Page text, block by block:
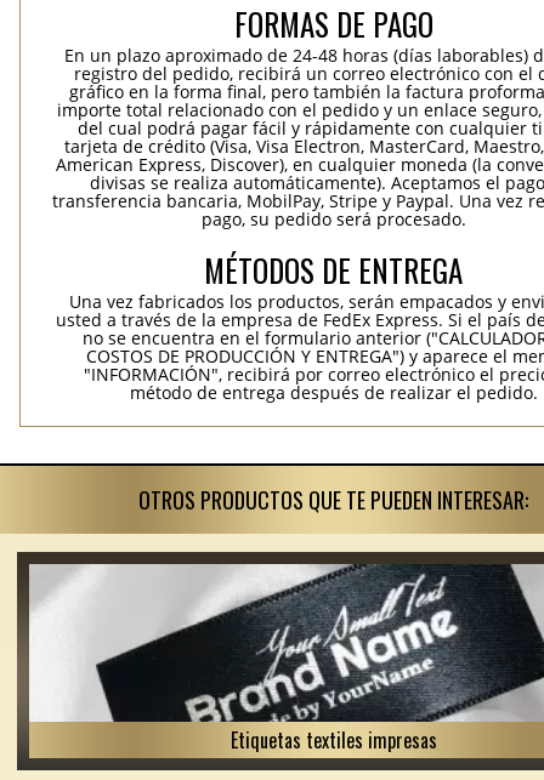
FORMAS DE PAGO
En un plazo aproximado de 24-48 horas (días laborables)
registro del pedido, recibirá un correo electrónico con el
gráfico en la forma final, pero también la factura
importe total relacionado con el pedido y un enlace
del cual podrá pagar fácil y rápidamente con cualquier
tarjeta de crédito (Visa, Visa Electron, MasterCard,
American Express, Discover), en cualquier moneda (la
divisas se realiza automáticamente). Aceptamos el
transferencia bancaria, MobilPay, Stripe y Paypal. Una vez
pago, su pedido será procesado.
MÉTODOS DE ENTREGA
Una vez fabricados los productos, serán empacados y
usted a través de la empresa de FedEx Express. Si el país
no se encuentra en el formulario anterior
COSTOS DE PRODUCCIÓN Y ENTREGA") y aparece el
"INFORMACIÓN", recibirá por correo electrónico el
método de entrega después de realizar el pedido.
OTROS PRODUCTOS QUE TE PUEDEN INTERESAR:
Etiquetas textiles impresas